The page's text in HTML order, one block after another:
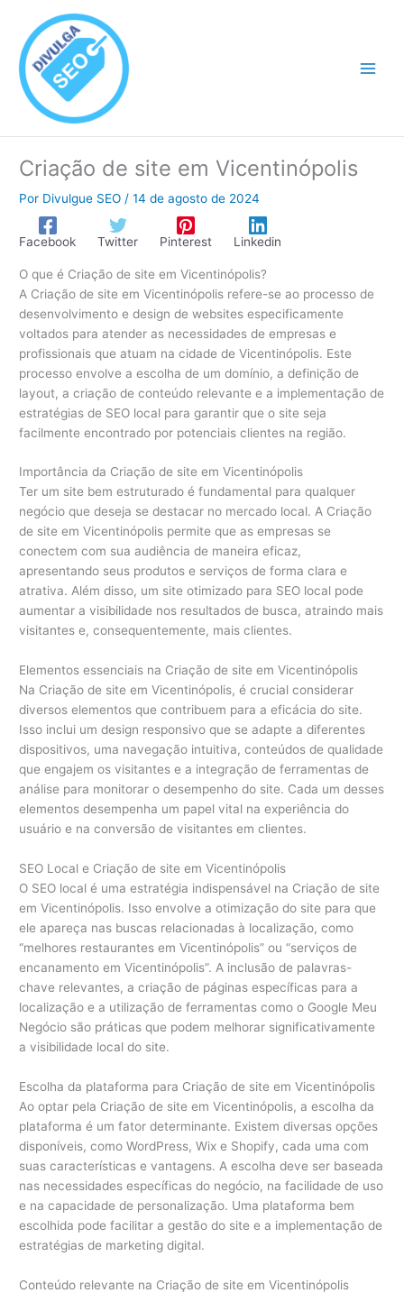
conteúdo
Criação de site em Vicentinópolis
Por Divulgue SEO /14 de agosto de 2024
Facebook Twitter Pinterest Linkedin
O que é Criação de site em Vicentinópolis?
A Criação de site em Vicentinópolis refere-se ao processo de
desenvolvimento e design de websites especificamente
voltados para atender as necessidades de empresas e
profissionais que atuam na cidade de Vicentinópolis. Este
processo envolve a escolha de um domínio, a definição de
layout, a criação de conteúdo relevante e a implementação de
estratégias de SEO local para garantir que o site seja
facilmente encontrado por potenciais clientes na região.
Importância da Criação de site em Vicentinópolis
Ter um site bem estruturado é fundamental para qualquer
negócio que deseja se destacar no mercado local. A Criação
de site em Vicentinópolis permite que as empresas se
conectem com sua audiência de maneira eficaz,
apresentando seus produtos e serviços de forma clara e
atrativa. Além disso, um site otimizado para SEO local pode
aumentar a visibilidade nos resultados de busca, atraindo mais
visitantes e, consequentemente, mais clientes.
Elementos essenciais na Criação de site em Vicentinópolis
Na Criação de site em Vicentinópolis, é crucial considerar
diversos elementos que contribuem para a eficácia do site.
Isso inclui um design responsivo que se adapte a diferentes
dispositivos, uma navegação intuitiva, conteúdos de qualidade
que engajem os visitantes e a integração de ferramentas de
análise para monitorar o desempenho do site. Cada um desses
elementos desempenha um papel vital na experiência do
usuário e na conversão de visitantes em clientes.
SEO Local e Criação de site em Vicentinópolis
O SEO local é uma estratégia indispensável na Criação de site
em Vicentinópolis. Isso envolve a otimização do site para que
ele apareça nas buscas relacionadas à localização, como
“melhores restaurantes em Vicentinópolis” ou “serviços de
encanamento em Vicentinópolis”. A inclusão de palavras-
chave relevantes, a criação de páginas específicas para a
localização e a utilização de ferramentas como o Google Meu
Negócio são práticas que podem melhorar significativamente
a visibilidade local do site.
Escolha da plataforma para Criação de site em Vicentinópolis
Ao optar pela Criação de site em Vicentinópolis, a escolha da
plataforma é um fator determinante. Existem diversas opções
disponíveis, como WordPress, Wix e Shopify, cada uma com
suas características e vantagens. A escolha deve ser baseada
nas necessidades específicas do negócio, na facilidade de uso
e na capacidade de personalização. Uma plataforma bem
escolhida pode facilitar a gestão do site e a implementação de
estratégias de marketing digital.
Conteúdo relevante na Criação de site em Vicentinópolis